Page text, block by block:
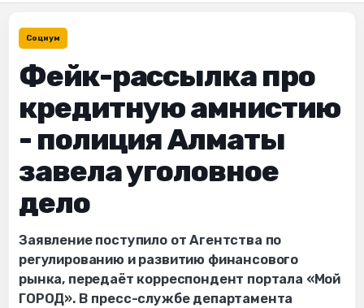
Социум
Фейк-рассылка про
кредитную амнистию
- полиция Алматы
завела уголовное
дело
Заявление поступило от Агентства по
регулированию и развитию финансового
рынка, передаёт корреспондент портала «Мой
ГОРОД». В пресс-службе департамента